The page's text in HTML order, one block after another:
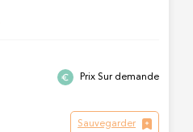
Prix Sur demande
Sauvegarder